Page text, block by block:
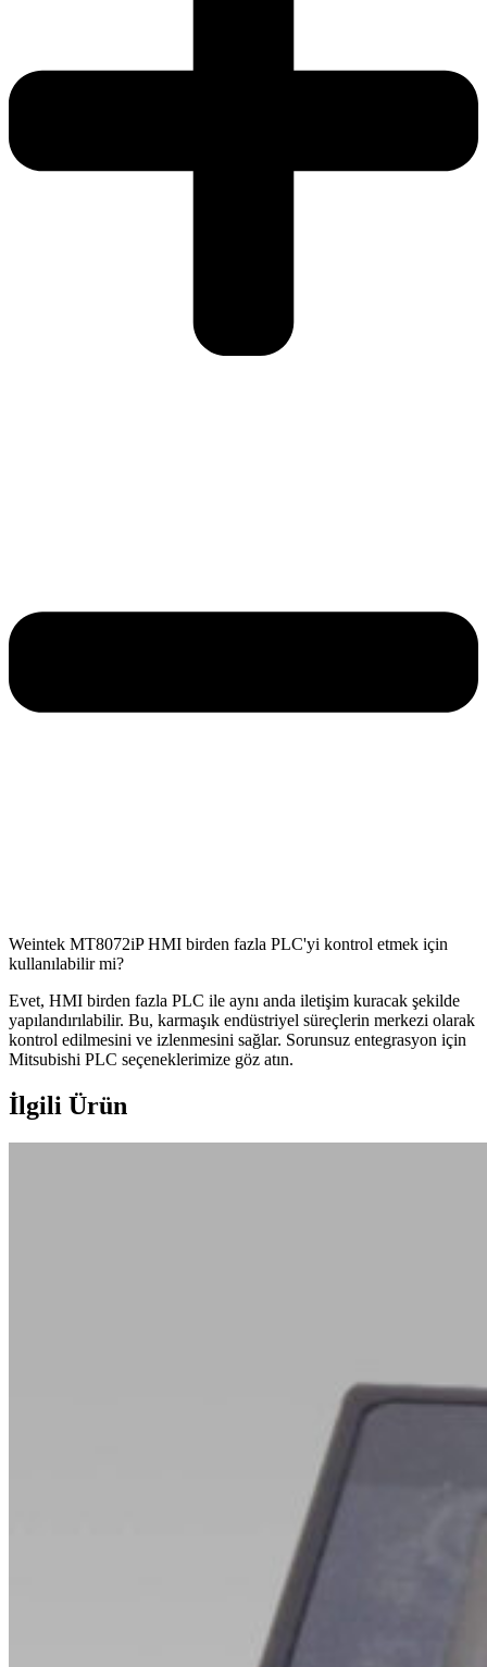
Weintek MT8072iP HMI birden fazla PLC'yi kontrol etmek için
kullanılabilir mi?
Evet, HMI birden fazla PLC ile aynı anda iletişim kuracak şekilde
yapılandırılabilir. Bu, karmaşık endüstriyel süreçlerin merkezi olarak
kontrol edilmesini ve izlenmesini sağlar. Sorunsuz entegrasyon için
Mitsubishi PLC seçeneklerimize göz atın.
İlgili Ürün